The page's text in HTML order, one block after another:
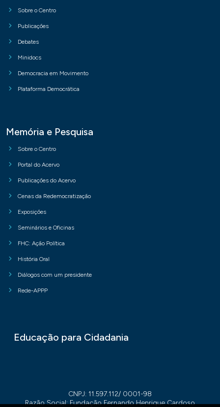
Sobre o Centro
Publicações
Debates
Minidocs
Democracia em Movimento
Plataforma Democrática
Memória e Pesquisa
Sobre o Centro
Portal do Acervo
Publicações do Acervo
Cenas da Redemocratização
Exposições
Seminários e Oficinas
FHC: Ação Política
História Oral
Diálogos com um presidente
Rede-APPP
Educação para Cidadania
CNPJ: 11.597.112/ 0001-98
Razão Social: Fundação Fernando Henrique Cardoso